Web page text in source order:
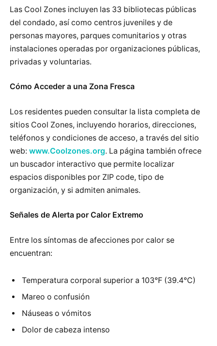
Las Cool Zones incluyen las 33 bibliotecas públicas
del condado, así como centros juveniles y de
personas mayores, parques comunitarios y otras
instalaciones operadas por organizaciones públicas,
privadas y voluntarias.
Cómo Acceder a una Zona Fresca
Los residentes pueden consultar la lista completa de
sitios Cool Zones, incluyendo horarios, direcciones,
teléfonos y condiciones de acceso, a través del sitio
web: www.Coolzones.org. La página también ofrece
un buscador interactivo que permite localizar
espacios disponibles por ZIP code, tipo de
organización, y si admiten animales.
Señales de Alerta por Calor Extremo
Entre los síntomas de afecciones por calor se
encuentran:
Temperatura corporal superior a 103°F (39.4°C)
Mareo o confusión
Náuseas o vómitos
Dolor de cabeza intenso